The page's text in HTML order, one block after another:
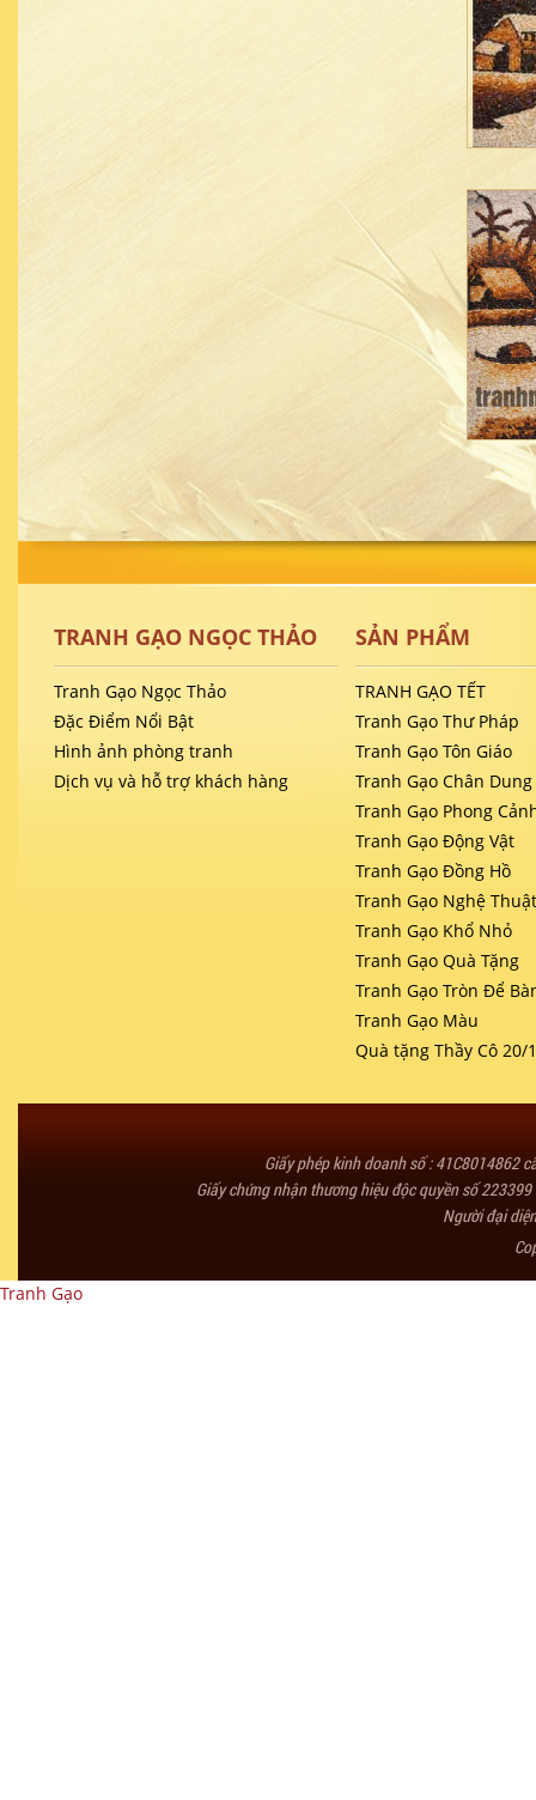
TRANH GẠO NGỌC THẢO
Tranh Gạo Ngọc Thảo
Đặc Điểm Nổi Bật
Hình ảnh phòng tranh
Dịch vụ và hỗ trợ khách hàng
SẢN PHẨM
TRANH GẠO TẾT
Tranh Gạo Thư Pháp
Tranh Gạo Tôn Giáo
Tranh Gạo Chân Dung
Tranh Gạo Phong
Tranh Gạo Động Vật
Tranh Gạo Đồng Hồ
Tranh Gạo Nghệ
Tranh Gạo Khổ Nhỏ
Tranh Gạo Quà Tặng
Tranh Gạo Tròn Để
Tranh Gạo Màu
Quà tặng Thầy Cô 20/
Giấy phép kinh doanh số : 41C8014862
Giấy chứng nhận thương hiệu độc quyền số
Người đại
Tranh Gạo